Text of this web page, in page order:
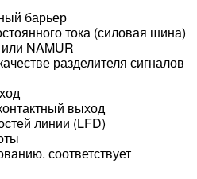
барьер
тока (силовая шина)
NAMUR
разделителя сигналов
выход
линии (LFD)
соответствует